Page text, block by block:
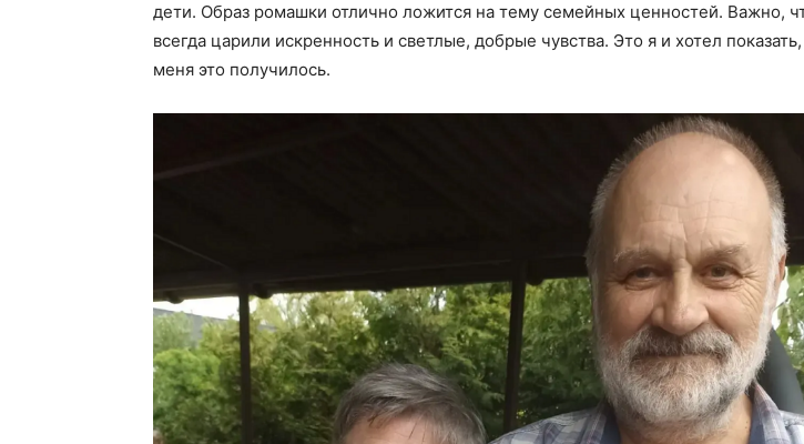
дети. Образ ромашки отлично ложится на тему семейных ценностей. Важно,
всегда царили искренность и светлые, добрые чувства. Это я и хотел
меня это получилось.